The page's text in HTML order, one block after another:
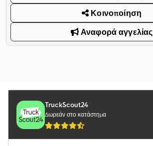
Κοινοποίηση
Αναφορά αγγελίας
TruckScout24
Δωρεάν στο κατάστημα